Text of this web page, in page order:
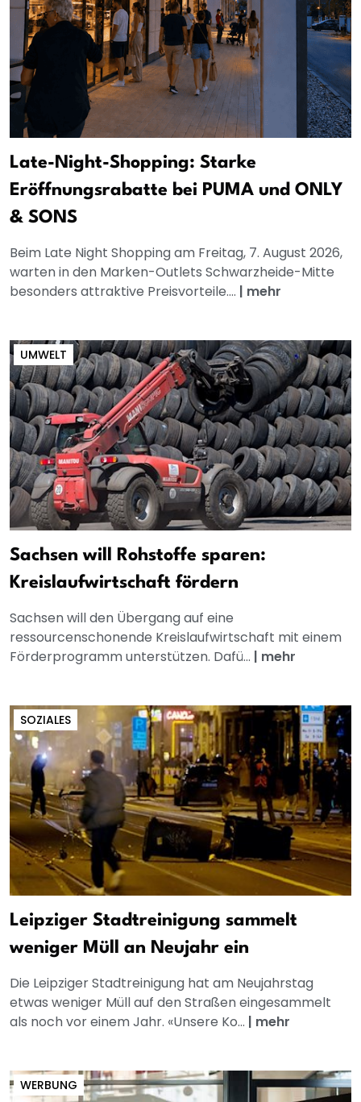
Late-Night-Shopping: Starke
Eröffnungsrabatte bei PUMA und ONLY
& SONS
Beim Late Night Shopping am Freitag, 7. August 2026,
warten in den Marken-Outlets Schwarzheide-Mitte
besonders attraktive Preisvorteile.... | mehr
UMWELT
Sachsen will Rohstoffe sparen:
Kreislaufwirtschaft fördern
Sachsen will den Übergang auf eine
ressourcenschonende Kreislaufwirtschaft mit einem
Förderprogramm unterstützen. Dafü... | mehr
SOZIALES
Leipziger Stadtreinigung sammelt
weniger Müll an Neujahr ein
Die Leipziger Stadtreinigung hat am Neujahrstag
etwas weniger Müll auf den Straßen eingesammelt
als noch vor einem Jahr. «Unsere Ko... | mehr
WERBUNG